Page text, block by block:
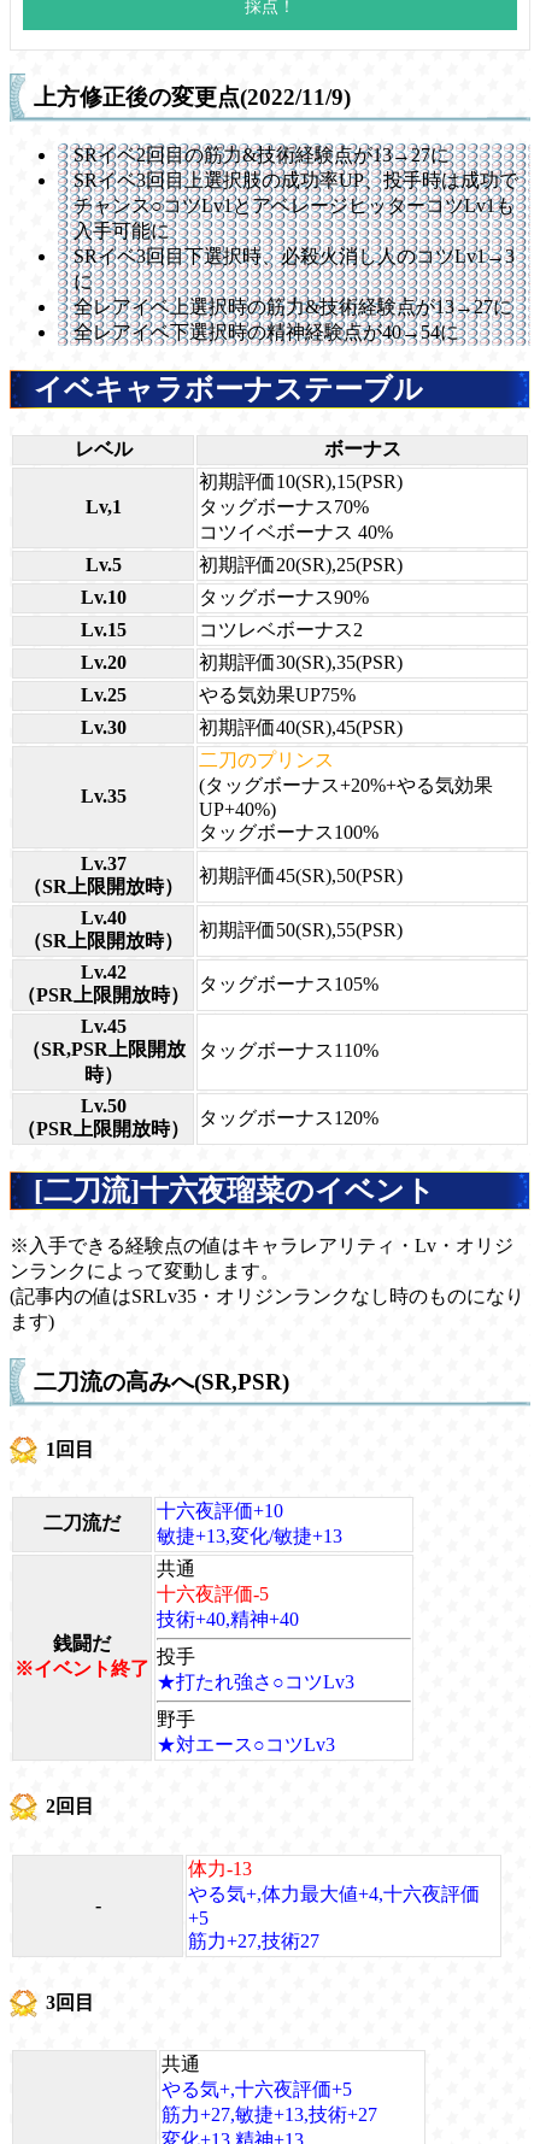
上方修正後の変更点(2022/11/9)
SRイベ2回目の筋力&技術経験点が13→27に
SRイベ3回目上選択肢の成功率UP、投手時は成功で
チャンス○コツLv1とアベレージヒッターコツLv1も
入手可能に
SRイベ3回目下選択時、必殺火消し人のコツLv1→3
に
全レアイベ上選択時の筋力&技術経験点が13→27に
全レアイベ下選択時の精神経験点が40→54に
イベキャラボーナステーブル
レベル ボーナス
Lv,1
初期評価10(SR),15(PSR)
タッグボーナス70%
コツイベボーナス 40%
Lv.5
初期評価20(SR),25(PSR)
Lv.10
タッグボーナス90%
Lv.15
コツレベボーナス2
Lv.20
初期評価30(SR),35(PSR)
Lv.25
やる気効果UP75%
Lv.30
初期評価40(SR),45(PSR)
Lv.35
二刀のプリンス
(タッグボーナス+20%+やる気効果
UP+40%)
タッグボーナス100%
Lv.37
（SR上限開放時）
初期評価45(SR),50(PSR)
Lv.40
（SR上限開放時）
初期評価50(SR),55(PSR)
Lv.42
（PSR上限開放時）
タッグボーナス105%
Lv.45
（SR,PSR上限開放
時）
タッグボーナス110%
Lv.50
（PSR上限開放時）
タッグボーナス120%
[二刀流]十六夜瑠菜のイベント
※入手できる経験点の値はキャラレアリティ・Lv・オリジ
ンランクによって変動します。
(記事内の値はSRLv35・オリジンランクなし時のものになり
ます)
二刀流の高みへ(SR,PSR)
1回目
二刀流だ
十六夜評価+10
敏捷+13,変化/敏捷+13
銭闘だ
※イベント終了
共通
十六夜評価-5
技術+40,精神+40
投手
★打たれ強さ○コツLv3
野手
★対エース○コツLv3
2回目
-
体力-13
やる気+,体力最大値+4,十六夜評価
+5
筋力+27,技術27
3回目
共通
やる気+,十六夜評価+5
筋力+27,敏捷+13,技術+27